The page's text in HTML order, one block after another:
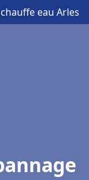
eau Arles